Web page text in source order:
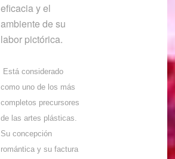
eficacia y el
ambiente de su
labor pictórica.
Está considerado
como uno de los más
completos precursores
de las artes plásticas.
Su concepción
romántica y su factura